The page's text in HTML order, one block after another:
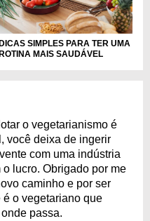
SIMPLES PARA TER UMA
MAIS SAUDÁVEL
o vegetarianismo é
você deixa de ingerir
com uma indústria
lucro. Obrigado por me
caminho e por ser
é o vegetariano que
passa.